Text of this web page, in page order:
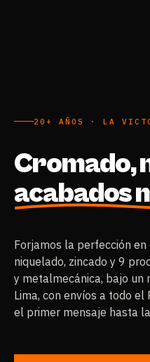
20 + AÑOS · LA
Cromado,
acabados
Forjamos la perfección en
niquelado, zincado y 9
y metalmecánica, bajo un
Lima, con envíos a todo el
el primer mensaje hasta